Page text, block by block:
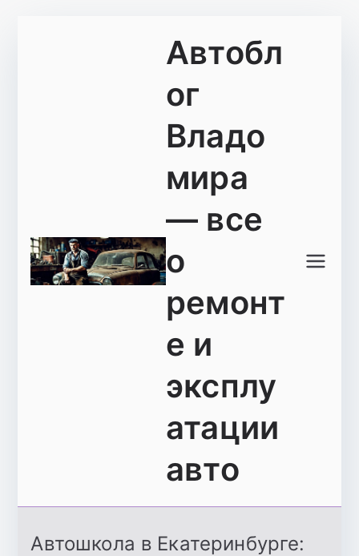
Автобл
ог
Владо
мира
— все
о
ремонт
е и
эксплу
атации
авто
Автошкола в Екатеринбурге: